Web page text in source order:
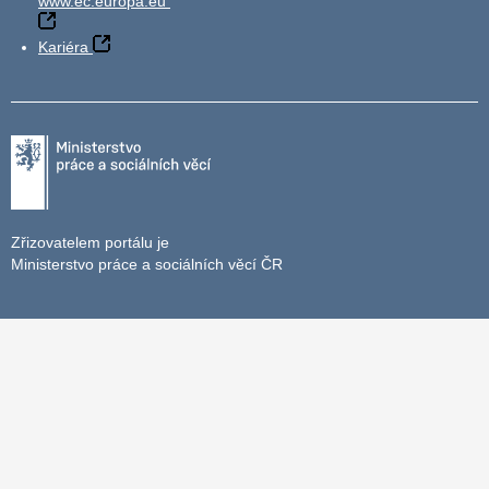
Kariéra
Zřizovatelem portálu je
Ministerstvo práce a sociálních věcí ČR